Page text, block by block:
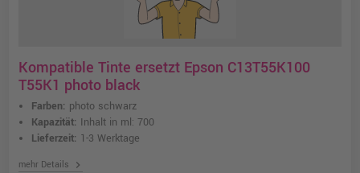
Kompatible Tinte ersetzt Epson C13T55K100
T55K1 photo black
Farben: photo schwarz
Kapazität: Inhalt in ml: 700
Lieferzeit: 1-3 Werktage
mehr Details chevron_right